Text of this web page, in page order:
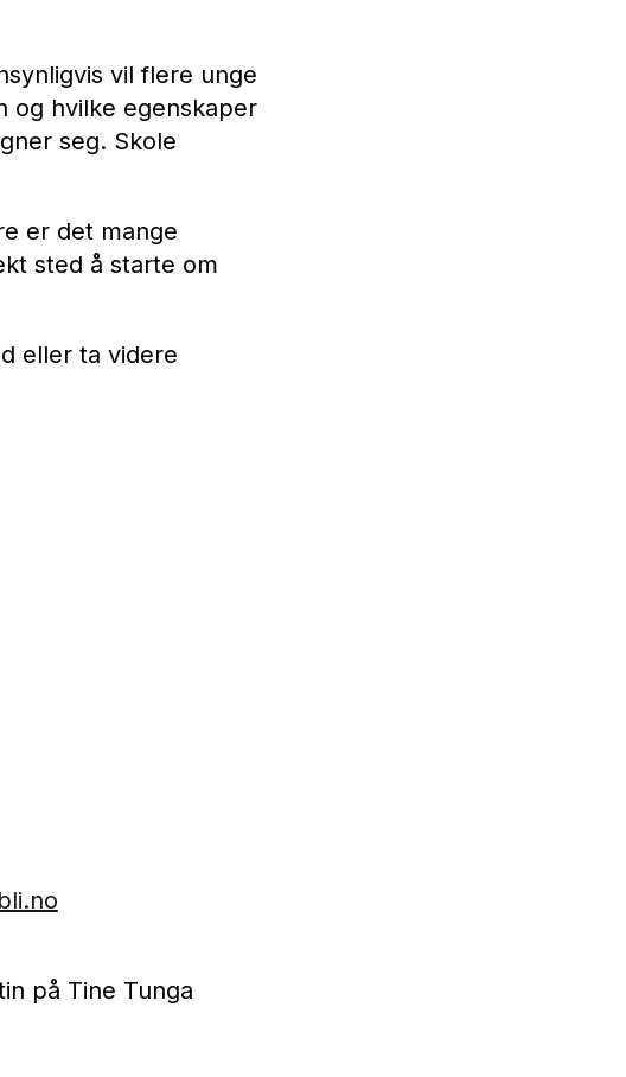
vil flere unge
og hvilke egenskaper
seg. Skole
er det mange
sted å starte om
eller ta videre
på Tine Tunga